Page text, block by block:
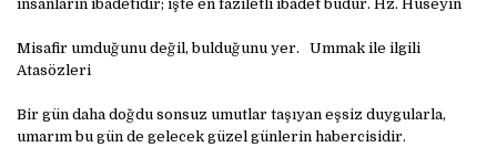
insanların ibadetidir; işte en faziletli ibadet budur. Hz. Hüseyin
Misafir umduğunu değil, bulduğunu yer. Ummak ile ilgili
Atasözleri
Bir gün daha doğdu sonsuz umutlar taşıyan eşsiz duygularla,
umarım bu gün de gelecek güzel günlerin habercisidir.